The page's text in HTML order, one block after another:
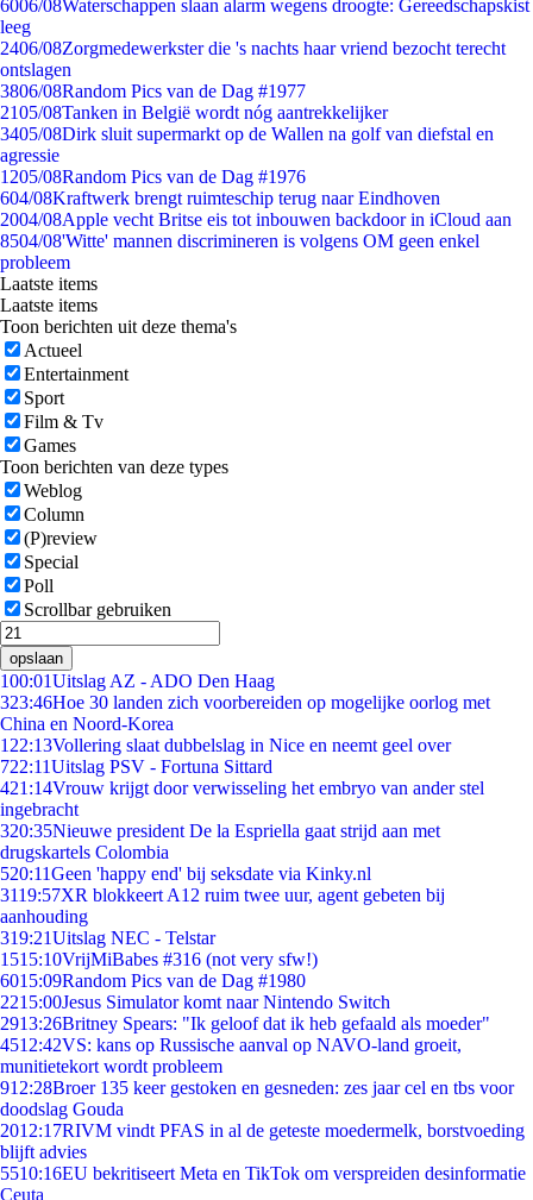
6006/08Waterschappen slaan alarm wegens droogte: Gereedschapskist
leeg
2406/08Zorgmedewerkster die 's nachts haar vriend bezocht terecht
ontslagen
3806/08Random Pics van de Dag #1977
2105/08Tanken in België wordt nóg aantrekkelijker
3405/08Dirk sluit supermarkt op de Wallen na golf van diefstal en
agressie
1205/08Random Pics van de Dag #1976
604/08Kraftwerk brengt ruimteschip terug naar Eindhoven
2004/08Apple vecht Britse eis tot inbouwen backdoor in iCloud aan
8504/08'Witte' mannen discrimineren is volgens OM geen enkel
probleem
Laatste items
Laatste items
Toon berichten uit deze thema's
Actueel
Entertainment
Sport
Film & Tv
Games
Toon berichten van deze types
Weblog
Column
(P)review
Special
Poll
Scrollbar gebruiken
opslaan
100:01Uitslag AZ - ADO Den Haag
323:46Hoe 30 landen zich voorbereiden op mogelijke oorlog met
China en Noord-Korea
1 22:13Vollering slaat dubbelslag in Nice en neemt geel over
722:11Uitslag PSV - Fortuna Sittard
421:14Vrouw krijgt door verwisseling het embryo van ander stel
ingebracht
320:35Nieuwe president De la Espriella gaat strijd aan met
drugskartels Colombia
520:11Geen 'happy end' bij seksdate via Kinky.nl
3119:57XR blokkeert A12 ruim twee uur, agent gebeten bij
aanhouding
319:21Uitslag NEC - Telstar
1515:10VrijMiBabes #316 (not very sfw!)
6015:09Random Pics van de Dag #1980
2215:00Jesus Simulator komt naar Nintendo Switch
2913:26Britney Spears: "Ik geloof dat ik heb gefaald als moeder"
4512:42VS: kans op Russische aanval op NAVO-land groeit,
munitietekort wordt probleem
912:28Broer 135 keer gestoken en gesneden: zes jaar cel en tbs voor
doodslag Gouda
2012:17RIVM vindt PFAS in al de geteste moedermelk, borstvoeding
blijft advies
5510:16EU bekritiseert Meta en TikTok om verspreiden desinformatie
Ceuta